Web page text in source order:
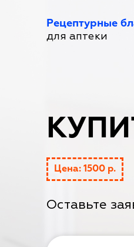
Рецептурные
для аптеки
Цена: 1500 р.
Оставьте